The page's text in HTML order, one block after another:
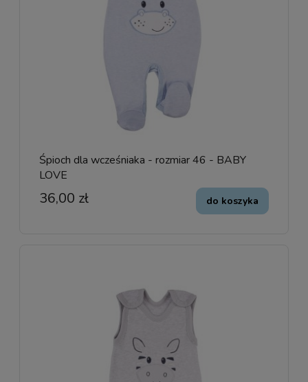
Śpioch dla wcześniaka - rozmiar 46 - BABY
LOVE
36,00 zł do koszyka